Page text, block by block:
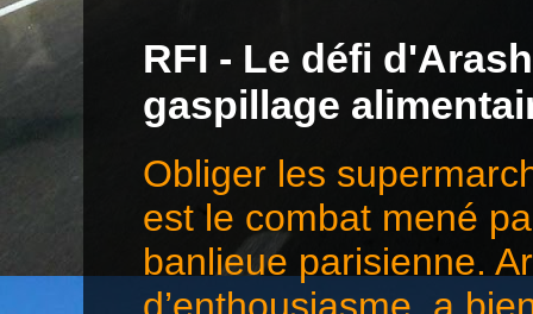
RFI - Le défi
gaspillage
Obliger les
est le combat mené
banlieue parisienne.
d’enthousiasme, a